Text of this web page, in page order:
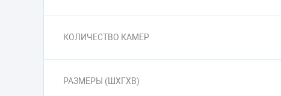
КОЛИЧЕСТВО КАМЕР
РАЗМЕРЫ (ШXГXВ)